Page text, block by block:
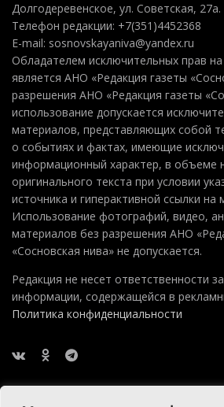
Долгодеревенское, ул. Советская, 27а.
Телефон редакции: +7(351)4452368
E-mail: sosnovskayaniva@yandex.ru
Обладателем исключительных прав
является АНО «Редакция газеты
разрешения АНО «Редакция газеты
использование допускается
материалов, представляющих собой
о событиях и фактах, имеющие
информационный характер, в объеме
оригинального текста при условии
источника и гиперактивной ссылки на
Использование фотографий, видео,
материалов без разрешения АНО
«Сосновская нива» не допускается.
Редакция не несет ответственности
информации, содержащейся в
Политика конфиденциальности